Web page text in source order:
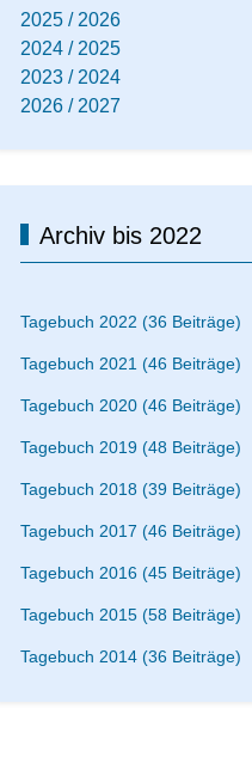
2025 / 2026
2024 / 2025
2023 / 2024
2026 / 2027
Archiv bis 2022
Tagebuch 2022 (36 Beiträge)
Tagebuch 2021 (46 Beiträge)
Tagebuch 2020 (46 Beiträge)
Tagebuch 2019 (48 Beiträge)
Tagebuch 2018 (39 Beiträge)
Tagebuch 2017 (46 Beiträge)
Tagebuch 2016 (45 Beiträge)
Tagebuch 2015 (58 Beiträge)
Tagebuch 2014 (36 Beiträge)